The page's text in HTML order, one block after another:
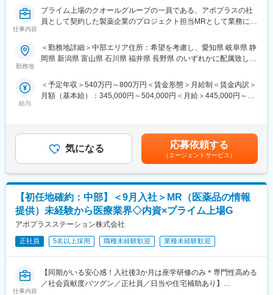
└医薬品や医療業界、営業方法についての知識を身につけます。
・導入教育終了後は、Web講義、e-Learning、集合研修を組み合
わせて行う、MR認定試験に100％を担保する対策講座がありま
・現場配属後も月1回以上の面談を設けており、成果を出すための
フォロー体制を整えております。
営業職が目指せます。
にくく、安定した売上を誇っています。
・当社は、東証プライム上場以来、10期連続で増収中のクオール
グループに属しており、主力事業を担っています。
＜社会貢献度の高さ＞
自身の売上・営業活動が患者さんのQOLの向上や病気から救うこ
とに繋がるため、やりがいをもって営業できます。
＜頑張りは適切に評価＞
成果に応じた評価制度が整っており、頑張り次第で大幅な年収UP
も目指せます。
■福利厚生（転勤を伴う場合）：
＜社宅制度（法人契約）＞
仕事内容
プライム上場のクオールグループの一員である、アポプラスの社
員として契約した製薬企業のプロジェクト担当MRとして業務に従
メーカーなどプロジェクトは多岐に渡りますので、今までの経験
を活かせる環境が整っています。
■営業スタイル：担当エリアの医療機関（開業医、病院）を訪問し
用情報を収集を行っていただきます。
・新薬のプロモーション
※プロジェクトマネージャー、スーパーバイザー(SV)より、日々の
活動についてフォローを受けられる環境です。全国にSVを配置
し、素早くフォローができる体制をとっています。
■キャリアパス：コントラクトMRとしての働き方以外にも、スキ
ルアップを図りプロジェクトマネージャー等のマネジメント業
務、あるいは本社スタッフとしてMR経験を活かした業務に就くな
どのキャリアパスもございます。
(1)充実した教育体制：
・製品研修（約2週間～2ヶ月、プロジェクトによる）：入社オリ
・継続教育：APS COLLEGEという当社オリジナルの教育システ
ムがございます。まず、G（ジェネラル）MRとして基礎を身に着
勤務地
＜勤務地詳細＞中部エリア住所：希望を考慮し、愛知県 岐阜県 静
岡県 新潟県 富山県 石川県 福井県 長野県 のいずれかに配属致しま
所（リモートワーク含む）
給与
＜予定年収＞540万円～800万円＜賃金形態＞月給制＜賃金内訳＞
月額（基本給）：345,000円～504,000円＜月給＞445,000円～
す。※その他の手当は「待遇・福利厚生」欄をご参照ください。昇
給：年1回★頑張りに応じて年収UP★赴任先の評価次第で大幅に
年収をUPできます。（年2回業績給改定）賃金はあくまでも目安
の金額であり、選考を通じて上下する可能性があります。月給(月
額)は固定手当を含めた表記です。
気になる 応募依頼する
（エージェントサービス）
【初任地確約：中部】＜9月入社＞MR（医薬品の情報
提供）未経験から医療業界◇内資×プライム上場G
アポプラスステーション株式会社
正社員 5名以上採用 職種未経験歓迎 業種未経験歓迎
仕事内容
【同期がいる安心感！入社後3か月は座学研修のみ＊専門性高める
／社会貢献度バツグン／正社員／日当や住宅補助あり】